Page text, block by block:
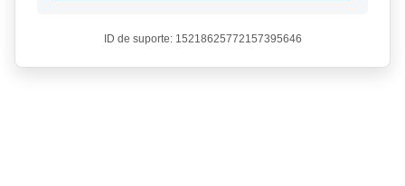
ID de suporte: 15218625772157395646